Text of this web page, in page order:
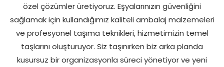
özel çözümler üretiyoruz. Eşyalarınızın güvenliğini
sağlamak için kullandığımız kaliteli ambalaj malzemeleri
ve profesyonel taşıma teknikleri, hizmetimizin temel
taşlarını oluşturuyor. Siz taşınırken biz arka planda
kusursuz bir organizasyonla süreci yönetiyor ve yeni